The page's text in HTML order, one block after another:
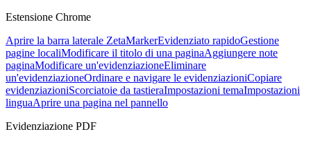
Estensione Chrome
Aprire la barra laterale ZetaMarkerEvidenziato rapidoGestione
pagine localiModificare il titolo di una paginaAggiungere note
paginaModificare un'evidenziazioneEliminare
un'evidenziazioneOrdinare e navigare le evidenziazioniCopiare
evidenziazioniScorciatoie da tastieraImpostazioni temaImpostazioni
linguaAprire una pagina nel pannello
Evidenziazione PDF